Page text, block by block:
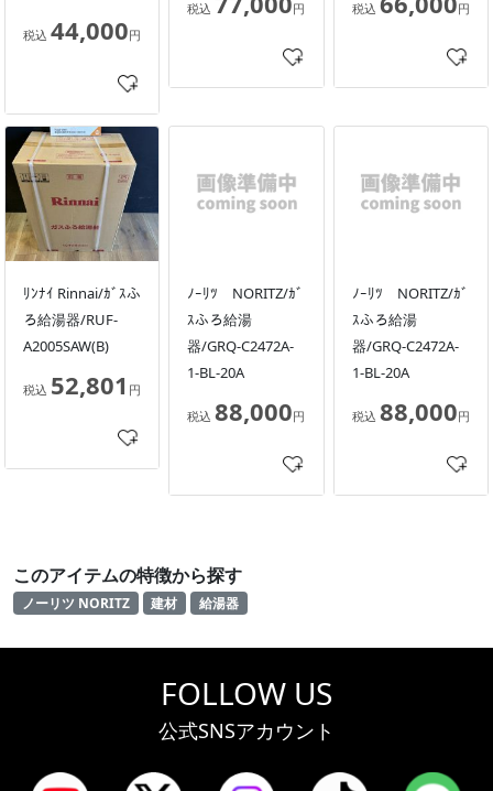
税込 44,000円
税込 円 税込 円
ﾘﾝﾅｲ Rinnai/ｶﾞｽふ
ろ給湯器/RUF-
A2005SAW(B)
税込 52,801 円
ﾉｰﾘﾂ NORITZ/ｶﾞ
ｽふろ給湯
器/GRQ-C2472A-
1-BL-20A
税込88,000円
ﾉｰﾘﾂ NORITZ/ｶﾞ
ｽふろ給湯
器/GRQ-C2472A-
1-BL-20A
税込 88,000円
このアイテムの特徴から探す
ノーリツ NORITZ 建材 給湯器
FOLLOW US
公式SNSアカウント